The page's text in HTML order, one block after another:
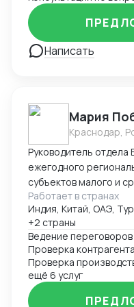
Написать
Мария
Краснодар,
Руководитель
ежегодного
субъектов малого и
«Экспортер года» в
импорте, экспорте, белом ВЭД.
успешных
письменных с
Покупателями на
опыт успешных
заводами бытовой
первых лиц: AUX,
Работает в странах
Индия, Китай, ОАЭ,
+2 страны
Ведение переговоров
Проверка контрагента
Проверка
ещё 6 услуг